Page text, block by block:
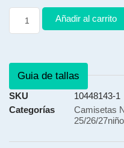
Añadir al carrito
Guia de tallas
SKU
10448143-1
Categorías
Camisetas
25/26/